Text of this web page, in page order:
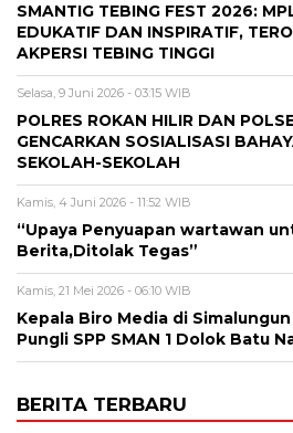
SMANTIG TEBING FEST 2026:
EDUKATIF DAN INSPIRATIF,
AKPERSI TEBING TINGGI
Selasa, 9 Juni 2026 - 03:15 WIB
POLRES ROKAN HILIR DAN
GENCARKAN SOSIALISASI
SEKOLAH-SEKOLAH
Kamis, 4 Juni 2026 - 11:52 WIB
“Upaya Penyuapan wartawan
Berita,Ditolak Tegas”
Kamis, 21 Mei 2026 - 06:10 WIB
Kepala Biro Media di
Pungli SPP SMAN 1 Dolok Batu
BERITA TERBARU